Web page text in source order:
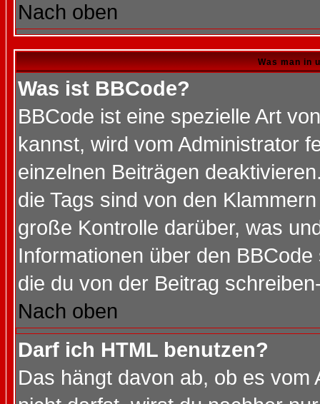
Nach oben
Was man in
Was ist BBCode?
BBCode ist eine spezielle Art
kannst, wird vom Administrator
einzelnen Beiträgen
die Tags sind von den
große Kontrolle darüber, was
Informationen über den
die du von der Beitrag
Nach oben
Darf ich HTML benutzen?
Das hängt davon ab, ob es